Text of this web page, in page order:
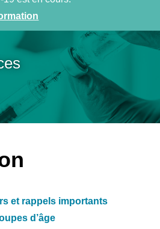
et rappels importants
d’âge